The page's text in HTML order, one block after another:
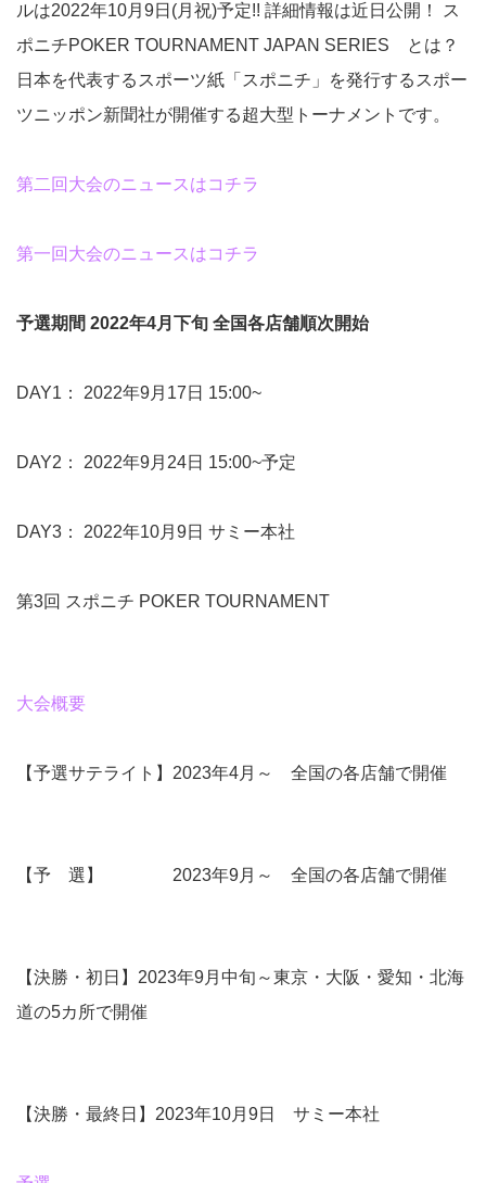
ルは2022年10月9日(月祝)予定!! 詳細情報は近日公開！ ス
ポニチPOKER TOURNAMENT JAPAN SERIES とは？
日本を代表するスポーツ紙「スポニチ」を発行するスポー
ツニッポン新聞社が開催する超大型トーナメントです。
第二回大会のニュースはコチラ
第一回大会のニュースはコチラ
予選期間 2022年4月下旬 全国各店舗順次開始
DAY1： 2022年9月17日 15:00~
DAY2： 2022年9月24日 15:00~予定
DAY3： 2022年10月9日 サミー本社
第3回 スポニチ POKER TOURNAMENT
大会概要
【予選サテライト】2023年4月～ 全国の各店舗で開催
【予 選】 2023年9月～ 全国の各店舗で開催
【決勝・初日】2023年9月中旬～東京・大阪・愛知・北海
道の5カ所で開催
【決勝・最終日】2023年10月9日 サミー本社